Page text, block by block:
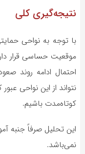
نتیجه‌گیری کلی
با توجه به نواحی
موقعیت حساسی قرار
احتمال ادامه روند
نتواند از این نواحی
کوتاه‌مدت باشیم.
این تحلیل صرفاً جنبه
نمی‌باشد.